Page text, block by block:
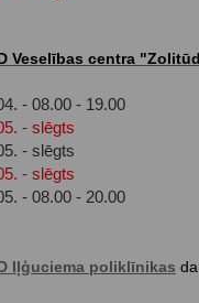
Veselības centra
- 08.00 - 19.00
- slēgts
- slēgts
- slēgts
- 08.00 - 20.00
Iļģuciema poliklīnikas